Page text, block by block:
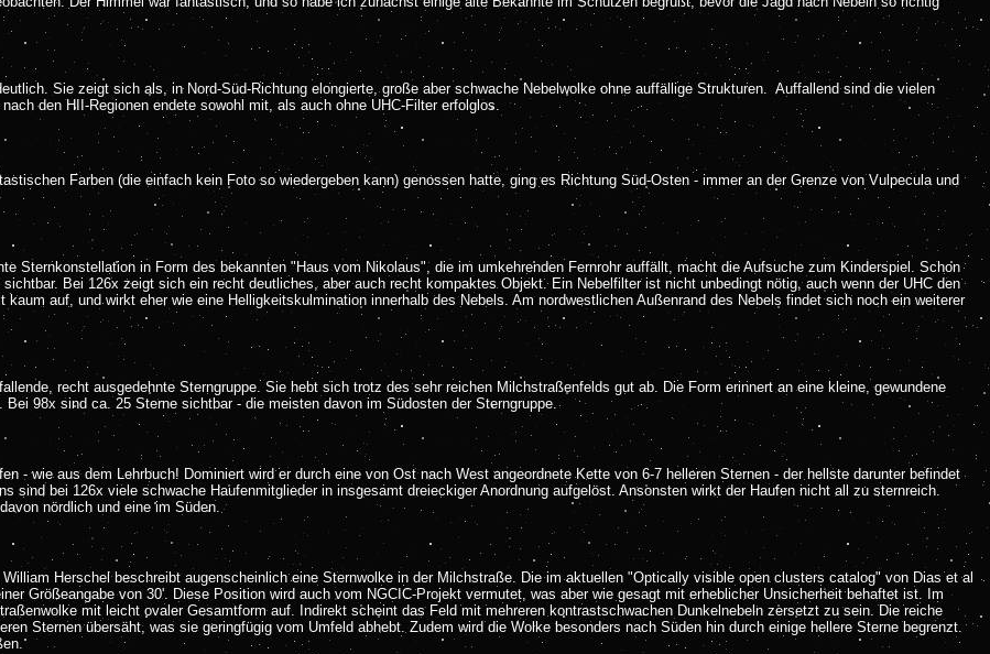
Sie zeigt sich als, in Nord-Süd-Richtung elongierte, große aber schwache Nebelwolke ohne auffällige Strukturen. Auffallend sind die vielen
den HII-Regionen endete sowohl mit, als auch ohne UHC-Filter erfolglos.
Farben (die einfach kein Foto so wiedergeben kann) genossen hatte, ging es Richtung Süd-Osten - immer an der Grenze von Vulpecula und
Sternkonstellation in Form des bekannten "Haus vom Nikolaus", die im umkehrenden Fernrohr auffällt, macht die Aufsuche zum Kinderspiel. Schon
Bei 126x zeigt sich ein recht deutliches, aber auch recht kompaktes Objekt. Ein Nebelfilter ist nicht unbedingt nötig, auch wenn der UHC den
auf, und wirkt eher wie eine Helligkeitskulmination innerhalb des Nebels. Am nordwestlichen Außenrand des Nebels findet sich noch ein weiterer
recht ausgedehnte Sterngruppe. Sie hebt sich trotz des sehr reichen Milchstraßenfelds gut ab. Die Form erinnert an eine kleine, gewundene
98x sind ca. 25 Sterne sichtbar - die meisten davon im Südosten der Sterngruppe.
- wie aus dem Lehrbuch! Dominiert wird er durch eine von Ost nach West angeordnete Kette von 6-7 helleren Sternen - der hellste darunter befindet
sind bei 126x viele schwache Haufenmitglieder in insgesamt dreieckiger Anordnung aufgelöst. Ansonsten wirkt der Haufen nicht all zu sternreich.
nördlich und eine im Süden.
Herschel beschreibt augenscheinlich eine Sternwolke in der Milchstraße. Die im aktuellen "Optically visible open clusters catalog" von Dias et al
Größeangabe von 30'. Diese Position wird auch vom NGCIC-Projekt vermutet, was aber wie gesagt mit erheblicher Unsicherheit behaftet ist. Im
mit leicht ovaler Gesamtform auf. Indirekt scheint das Feld mit mehreren kontrastschwachen Dunkelnebeln zersetzt zu sein. Die reiche
Sternen übersäht, was sie geringfügig vom Umfeld abhebt. Zudem wird die Wolke besonders nach Süden hin durch einige hellere Sterne begrenzt.